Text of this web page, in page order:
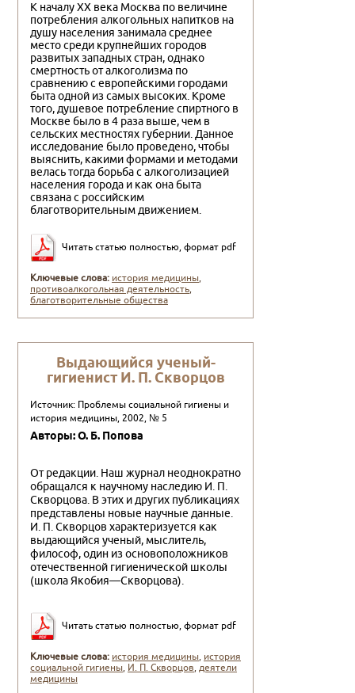
К началу XX века Москва по величине
потребления алкогольных напитков на
душу населения занимала среднее
место среди крупнейших городов
развитых западных стран, однако
смертность от алкоголизма по
сравнению с европейскими городами
быта одной из самых высоких. Кроме
того, душевое потребление спиртного в
Москве было в 4 раза выше, чем в
сельских местностях губернии. Данное
исследование было проведено, чтобы
выяснить, какими формами и методами
велась тогда борьба с алкоголизацией
населения города и как она быта
связана с российским
благотворительным движением.
Читать статью полностью, формат pdf
Ключевые слова: история медицины,
противоалкогольная деятельность,
благотворительные общества
Выдающийся ученый-
гигиенист И. П. Скворцов
Источник: Проблемы социальной гигиены и
история медицины, 2002, № 5
Авторы: О. Б. Попова
От редакции. Наш журнал неоднократно
обращался к науч­ному наследию И. П.
Скворцова. В этих и других публикациях
представлены новые научные данные.
И. П. Скворцов характе­ризуется как
выдающийся ученый, мыслитель,
философ, один из основоположников
отечественной гигиенической школы
(школа Якобия—Скворцова).
Читать статью полностью, формат pdf
Ключевые слова: история медицины, история
социальной гигиены, И. П. Скворцов,деятели
медицины